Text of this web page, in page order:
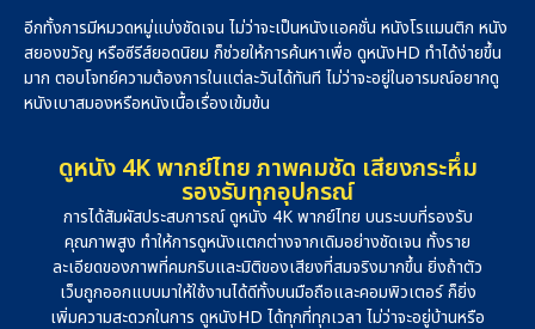
อีกทั้งการมีหมวดหมู่แบ่งชัดเจน ไม่ว่าจะเป็นหนังแอคชั่น หนังโรแมนติก หนัง
สยองขวัญ หรือซีรีส์ยอดนิยม ก็ช่วยให้การค้นหาเพื่อ ดูหนังHD ทำได้ง่ายขึ้น
มาก ตอบโจทย์ความต้องการในแต่ละวันได้ทันที ไม่ว่าจะอยู่ในอารมณ์อยากดู
หนังเบาสมองหรือหนังเนื้อเรื่องเข้มข้น
ดูหนัง 4K พากย์ไทย ภาพคมชัด เสียงกระหึ่ม
รองรับทุกอุปกรณ์
การได้สัมผัสประสบการณ์ ดูหนัง 4K พากย์ไทย บนระบบที่รองรับ
คุณภาพสูง ทำให้การดูหนังแตกต่างจากเดิมอย่างชัดเจน ทั้งราย
ละเอียดของภาพที่คมกริบและมิติของเสียงที่สมจริงมากขึ้น ยิ่งถ้าตัว
เว็บถูกออกแบบมาให้ใช้งานได้ดีทั้งบนมือถือและคอมพิวเตอร์ ก็ยิ่ง
เพิ่มความสะดวกในการ ดูหนังHD ได้ทุกที่ทุกเวลา ไม่ว่าจะอยู่บ้านหรือ